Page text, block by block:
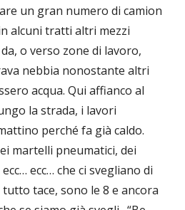
un gran numero di camion
alcuni tratti altri mezzi
o verso zone di lavoro,
nebbia nonostante altri
acqua. Qui affianco al
la strada, i lavori
perché fa già caldo.
martelli pneumatici, dei
ecc… che ci svegliano di
tace, sono le 8 e ancora